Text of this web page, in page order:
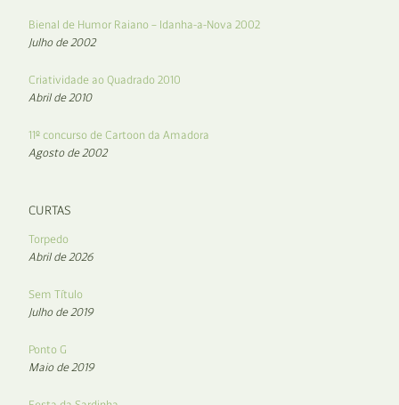
Bienal de Humor Raiano – Idanha-a-Nova 2002
Julho de 2002
Criatividade ao Quadrado 2010
Abril de 2010
11º concurso de Cartoon da Amadora
Agosto de 2002
CURTAS
Torpedo
Abril de 2026
Sem Título
Julho de 2019
Ponto G
Maio de 2019